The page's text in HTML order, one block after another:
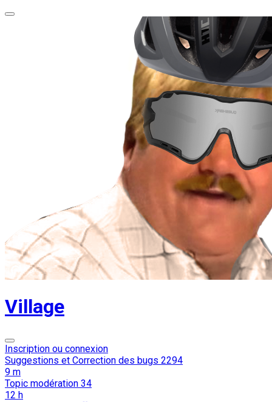
Village
Inscription ou connexion
Suggestions et Correction des bugs 2294
9 m
Topic modération 34
12 h